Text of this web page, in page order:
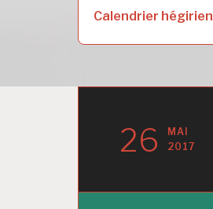
Calendrier hégirien
26
MAI
2017